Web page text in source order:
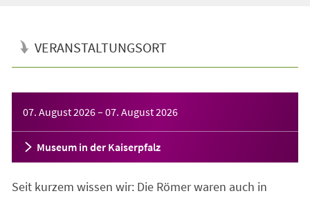
VERANSTALTUNGSORT
07. August 2026– 07. August 2026
Museum in der Kaiserpfalz
Seit kurzem wissen wir: Die Römer waren auch in